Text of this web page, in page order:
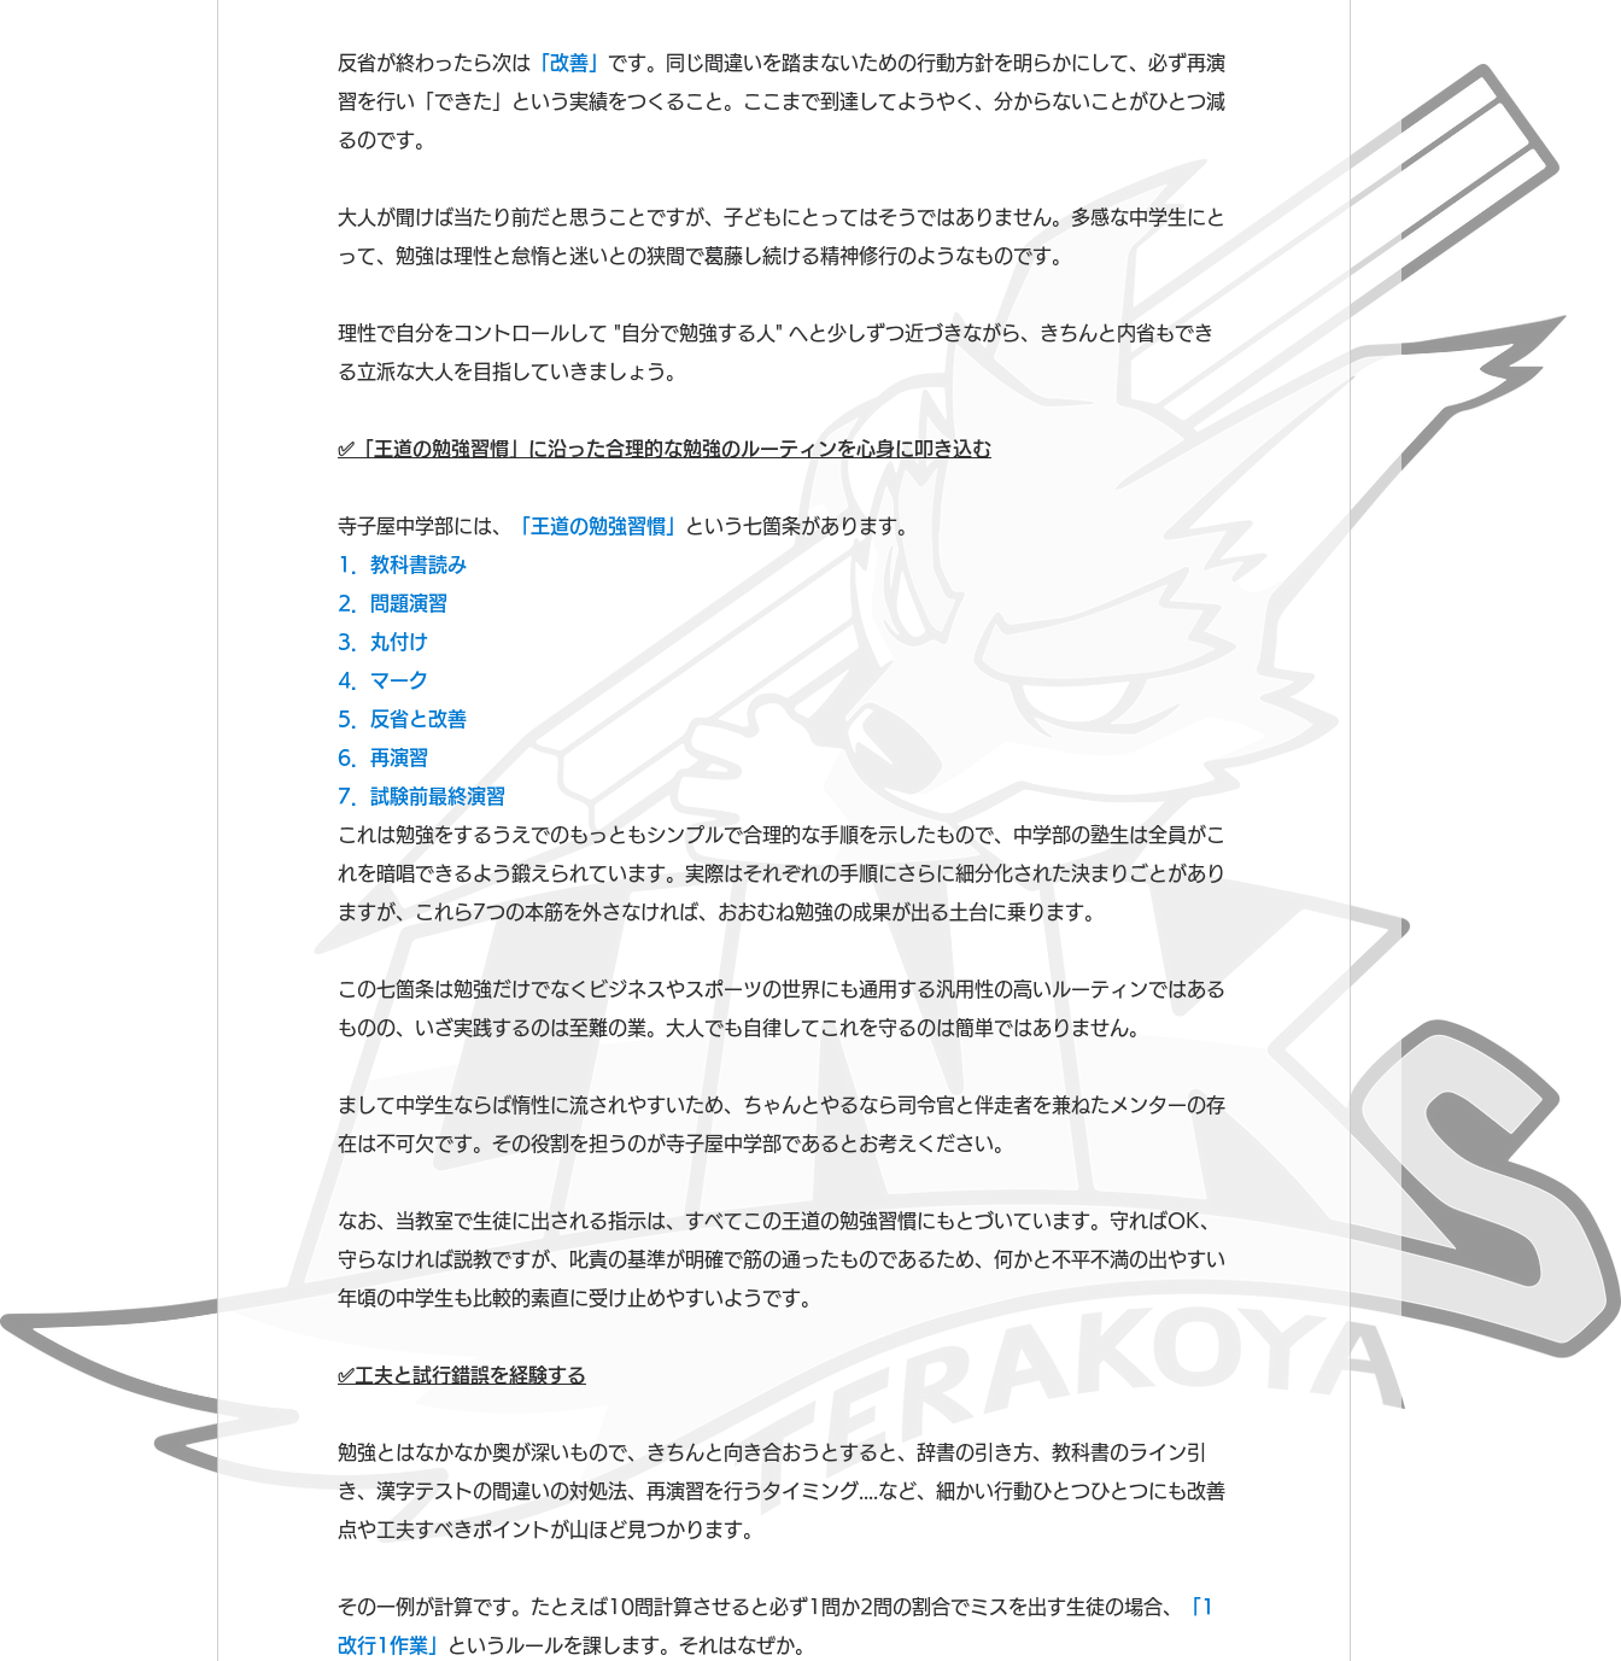
反省が終わったら次は 「改善」 です。同じ間違いを踏まないための行動方針を明らかにして、必ず再演
習を行い「できた」という実績をつくること。ここまで到達してようやく、分からないことがひとつ減
るのです。
大人が聞けば当たり前だと思うことですが、子どもにとってはそうではありません。多感な中学生にと
って、勉強は理性と怠惰と迷いとの狭間で葛藤し続ける精神修行のようなものです。
理性で自分をコントロールして "自分で勉強する人" へと少しずつ近づきながら、きちんと内省もでき
る立派な大人を目指していきましょう。
✅「王道の勉強習慣」に沿った合理的な勉強のルーティンを心身に叩き込む
寺子屋中学部には、 「王道の勉強習慣」
という七箇条があります。
1．教科書読み
2．問題演習
3．丸付け
4．マーク
5．反省と改善
6．再演習
7．試験前最終演習
これは勉強をするうえでのもっともシンプルで合理的な手順を示したもので、中学部の塾生は全員がこ
れを暗唱できるよう鍛えられています。実際はそれぞれの手順にさらに細分化された決まりごとがあり
ますが、これら7つの本筋を外さなければ、おおむね勉強の成果が出る土台に乗ります。
この七箇条は勉強だけでなくビジネスやスポーツの世界にも通用する汎用性の高いルーティンではある
ものの、いざ実践するのは至難の業。大人でも自律してこれを守るのは簡単ではありません。
まして中学生ならば惰性に流されやすいため、ちゃんとやるなら司令官と伴走者を兼ねたメンターの存
在は不可欠です。その役割を担うのが寺子屋中学部であるとお考えください。
なお、当教室で生徒に出される指示は、すべてこの王道の勉強習慣にもとづいています。守ればOK、
守らなければ説教ですが、叱責の基準が明確で筋の通ったものであるため、何かと不平不満の出やすい
年頃の中学生も比較的素直に受け止めやすいようです。
✅工夫と試行錯誤を経験する
勉強とはなかなか奥が深いもので、きちんと向き合おうとすると、辞書の引き方、教科書のライン引
き、漢字テストの間違いの対処法、再演習を行うタイミング....など、細かい行動ひとつひとつにも改善
点や工夫すべきポイントが山ほど見つかります。
その一例が計算です。たとえば10問計算させると必ず1問か2問の割合でミスを出す生徒の場合、
「1
改行1作業」
というルールを課します。それはなぜか。